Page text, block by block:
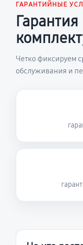
ГАРАНТИЙНЫЕ
Четко фиксируем
обслуживания и